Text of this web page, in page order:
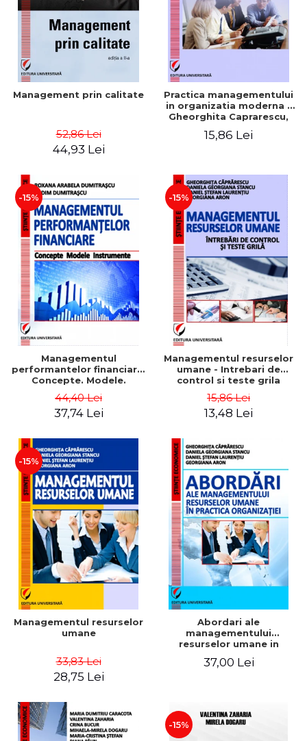
Management prin calitate
52,86 Lei
44,93 Lei
Practica managementului
in organizatia moderna -
Gheorghita Caprarescu,
Georgiana Aron
15,86 Lei
-15%
Managementul
performantelor financiare.
Concepte. Modele.
44,40 Lei
37,74 Lei
-15%
Managementul resurselor
umane - Intrebari de
control si teste grila
15,86 Lei
13,48 Lei
-15%
Managementul resurselor
umane
33,83 Lei
28,75 Lei
Abordari ale
managementului
resurselor umane in
37,00 Lei
-15%